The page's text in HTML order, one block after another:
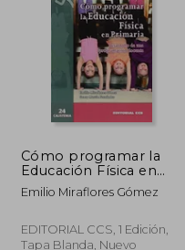
Cómo programar la
Educación Física en
Primaria: Desarrollo de
una programación
Emilio Miraflores Gómez
EDITORIAL CCS, 1 Edición,
Tapa Blanda, Nuevo